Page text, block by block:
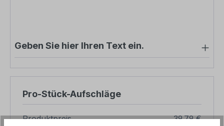
Geben Sie hier Ihren Text ein.
Pro-Stück-Aufschläge
Produktpreis
39,79 €